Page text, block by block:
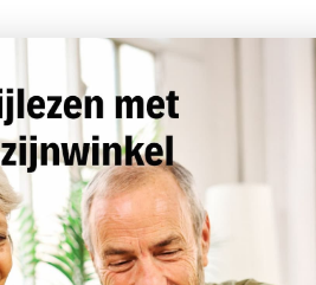
Openingstijden